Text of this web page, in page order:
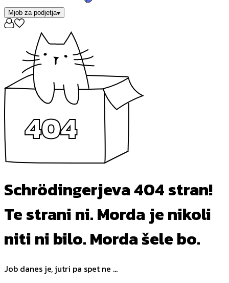
Mjob za podjetja
404
Schrödingerjeva 404 stran!
Te strani ni. Morda je nikoli
niti ni bilo. Morda šele bo.
Job danes je, jutri pa spet ne ...